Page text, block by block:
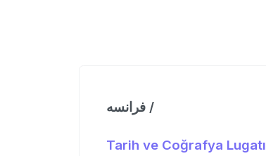
فرانسه /
Tarih ve Coğrafya Lugatı